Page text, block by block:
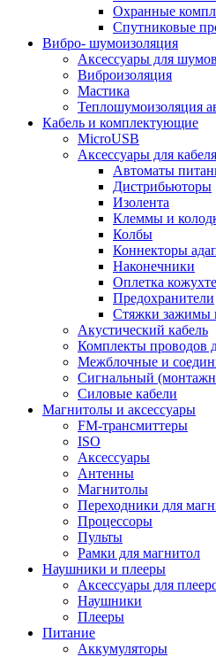
Охранные
Спутниковые
Вибро- шумоизоляция
Аксессуары для
Виброизоляция
Мастика
Теплошумоизоляция
Кабель и комплектующие
MicroUSB
Аксессуары для кабеля
Автоматы
Дистрибьюторы
Изолента
Клеммы и
Колбы
Коннекторы
Наконечники
Оплетка
Предохранители
Стяжки зажимы
Акустический кабель
Комплекты проводов
Межблочные и
Сигнальный
Силовые кабели
Магнитолы и аксессуары
FM-трансмиттеры
ISO
Аксессуары
Антенны
Магнитолы
Переходники для
Процессоры
Пульты
Рамки для магнитол
Наушники и плееры
Аксессуары для
Наушники
Плееры
Питание
Аккумуляторы